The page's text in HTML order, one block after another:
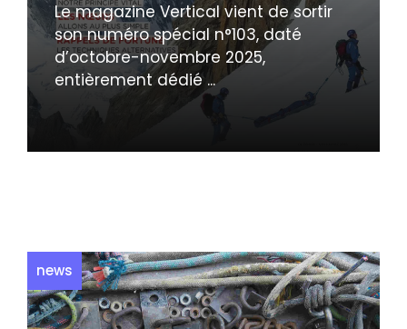
Le magazine Vertical vient de sortir
son numéro spécial n°103, daté
d’octobre-novembre 2025,
entièrement dédié ...
news